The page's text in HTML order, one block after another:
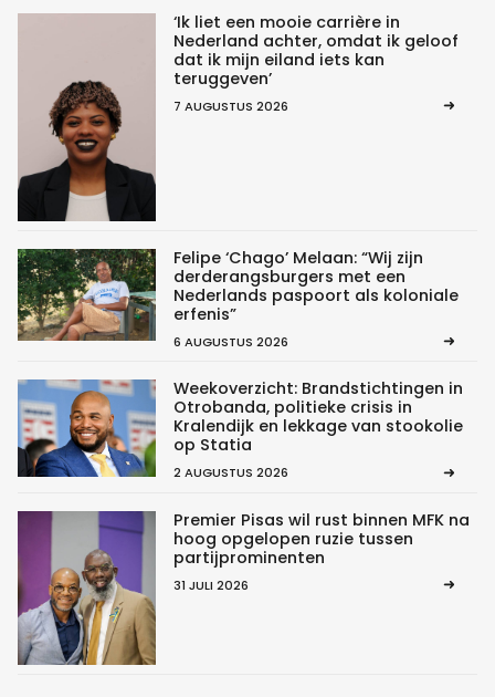
‘Ik liet een mooie carrière in
Nederland achter, omdat ik geloof
dat ik mijn eiland iets kan
teruggeven’
7 AUGUSTUS 2026
Felipe ‘Chago’ Melaan: “Wij zijn
derderangsburgers met een
Nederlands paspoort als koloniale
erfenis”
6 AUGUSTUS 2026
Weekoverzicht: Brandstichtingen in
Otrobanda, politieke crisis in
Kralendijk en lekkage van stookolie
op Statia
2 AUGUSTUS 2026
Premier Pisas wil rust binnen MFK na
hoog opgelopen ruzie tussen
partijprominenten
31 JULI 2026